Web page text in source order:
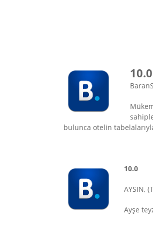
10.0
bulunca otelin
10.0
AYSIN,
Ayşe